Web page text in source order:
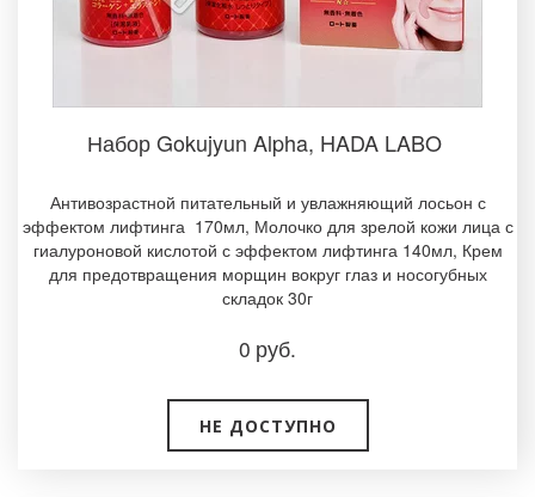
Набор Gokujyun Alpha, HADA LABO ­
Антивозрастной питательный и увлажняющий лосьон с
эффектом лифтинга 170мл, Молочко для зрелой кожи лица с
гиалуроновой кислотой с эффектом лифтинга 140мл­, Крем
для предотвращения морщин вокруг глаз и носогубных
складок 30г­
0 руб.
НЕ ДОСТУПНО